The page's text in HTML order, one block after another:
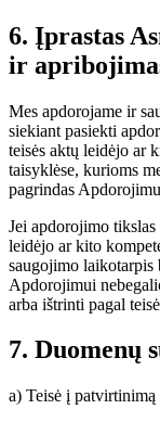
6. Įprastas
ir
Mes apdorojame ir
siekiant pasiekti
teisės aktų leidėjo ar
taisyklėse, kurioms
pagrindas
Jei apdorojimo tikslas
leidėjo ar kito
saugojimo laikotarpis
Apdorojimui
arba ištrinti pagal
7. Duomenų
a) Teisė į patvirtinimą